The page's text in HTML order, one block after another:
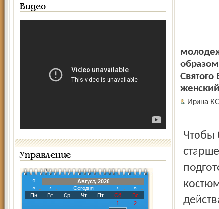
Видео
Управление
?
Август, 2026
«
‹ Сегодня ›
»
Пн
Вт Ср Чт Пт Сб
Вс
1
2
Ирина
Чтобы